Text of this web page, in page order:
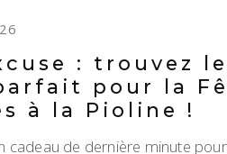
: trouvez
pour la
à la Pioline !
cadeau de dernière minute